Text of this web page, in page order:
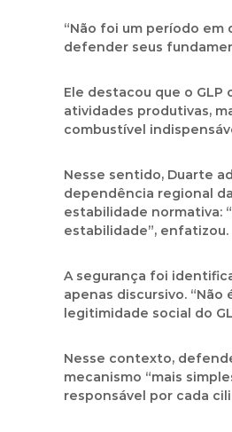
“Não foi um período em
defender seus
Ele destacou que o
atividades produtivas,
combustível
Nesse sentido, Duarte
dependência regional
estabilidade normativa:
estabilidade”, enfatizou.
A segurança foi
apenas discursivo.
legitimidade social do
Nesse contexto,
mecanismo “mais
responsável por cada